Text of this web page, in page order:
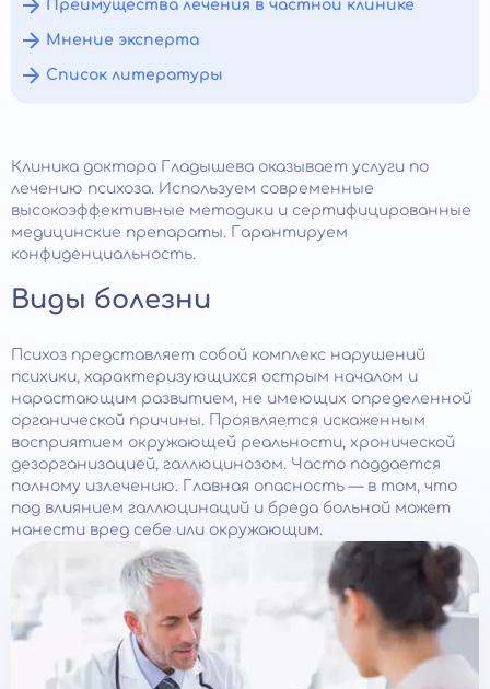
Преимущества лечения в частной клинике
Мнение эксперта
Список литературы
Клиника доктора Гладышева оказывает услуги по
лечению психоза. Используем современные
высокоэффективные методики и сертифицированные
медицинские препараты. Гарантируем
конфиденциальность.
Виды болезни
Психоз представляет собой комплекс нарушений
психики, характеризующихся острым началом и
нарастающим развитием, не имеющих определенной
органической причины. Проявляется искаженным
восприятием окружающей реальности, хронической
дезорганизацией, галлюцинозом. Часто поддается
полному излечению. Главная опасность — в том, что
под влиянием галлюцинаций и бреда больной может
нанести вред себе или окружающим.